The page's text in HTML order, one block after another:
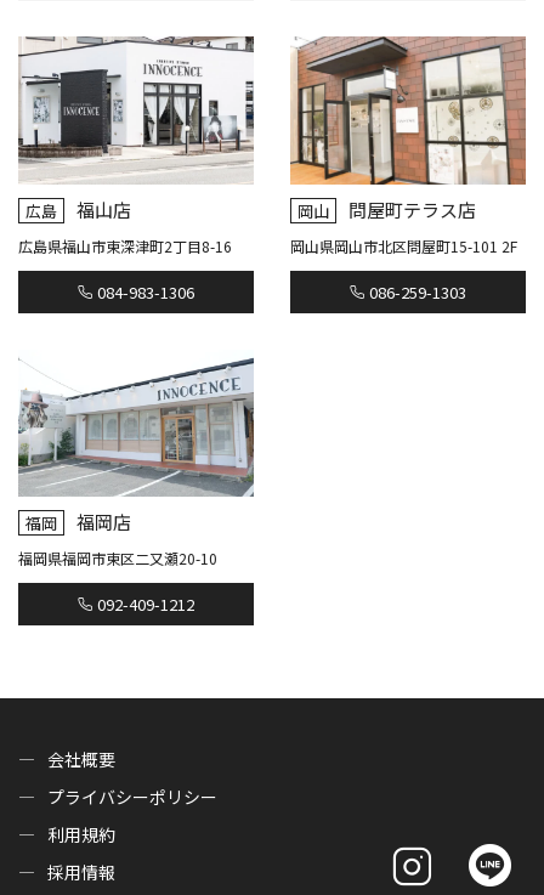
広島 福山店
広島県福山市東深津町2丁目8-16
084-983-1306
岡山 問屋町テラス店
岡山県岡山市北区問屋町15-101 2F
086-259-1303
福岡 福岡店
福岡県福岡市東区二又瀬20-10
092-409-1212
会社概要
プライバシーポリシー
利用規約
採用情報